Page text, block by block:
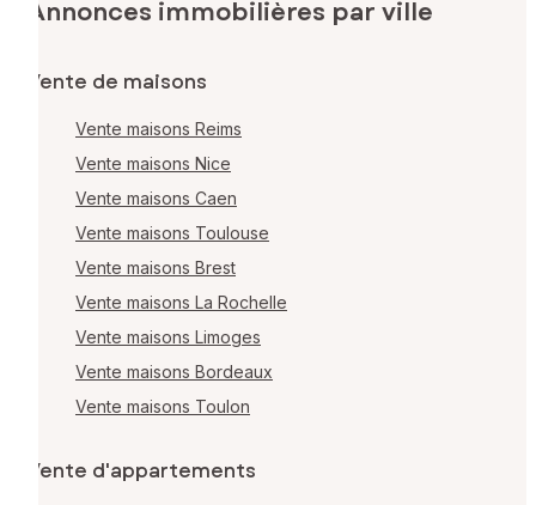
Annonces immobilières par ville
Vente de maisons
Vente maisons Reims
Vente maisons Nice
Vente maisons Caen
Vente maisons Toulouse
Vente maisons Brest
Vente maisons La Rochelle
Vente maisons Limoges
Vente maisons Bordeaux
Vente maisons Toulon
Vente d'appartements